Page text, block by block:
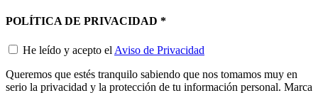
POLÍTICA DE PRIVACIDAD *
He leído y acepto el Aviso de Privacidad
Queremos que estés tranquilo sabiendo que nos tomamos muy en
serio la privacidad y la protección de tu información personal. Marca